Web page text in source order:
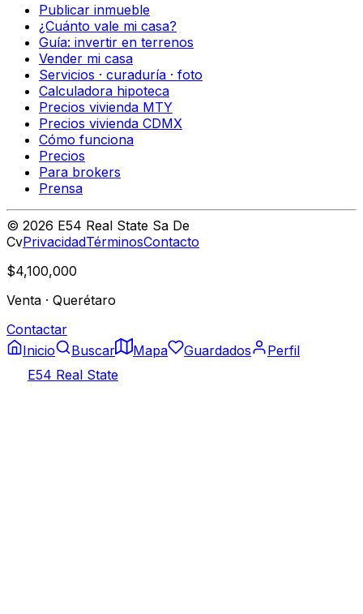
Publicar inmueble
¿Cuánto vale mi casa?
Guía: invertir en terrenos
Vender mi casa
Servicios · curaduría · foto
Calculadora hipoteca
Precios vivienda MTY
Precios vivienda CDMX
Cómo funciona
Precios
Para brokers
Prensa
© 2026 E54 Real State Sa De
CvPrivacidadTérminosContacto
$4,100,000
Venta · Querétaro
Contactar
Inicio
Buscar Mapa Guardados
Perfil
E54 Real State